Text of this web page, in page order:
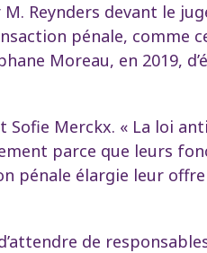
Reynders devant le
pénale, comme
Moreau, en 2019,
Merckx. « La loi
parce que leurs
pénale élargie leur
de